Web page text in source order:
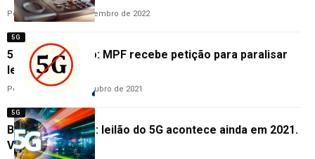
Por Cleane Lima7 de setembro de 2022
5G
5G sem sossego: MPF recebe petição para paralisar
leilão
Por Cleane Lima 7 de outubro de 2021
5G
Batido o martelo: leilão do 5G acontece ainda em 2021.
Veja a data